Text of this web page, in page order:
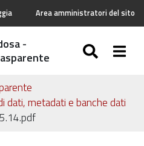
Area amministratori del sito
-
dati, metadati e banche dati